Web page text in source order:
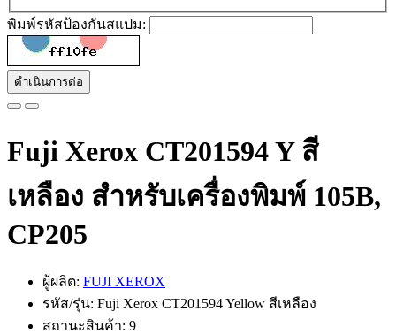
พิมพ์รหัสป้องกันสแปม:
ดำเนินการต่อ
Fuji Xerox CT201594 Y สี
เหลือง สำหรับเครื่องพิมพ์ 105B,
CP205
ผู้ผลิต: FUJI XEROX
รหัส/รุ่น: Fuji Xerox CT201594 Yellow สีเหลือง
สถานะสินค้า: 9